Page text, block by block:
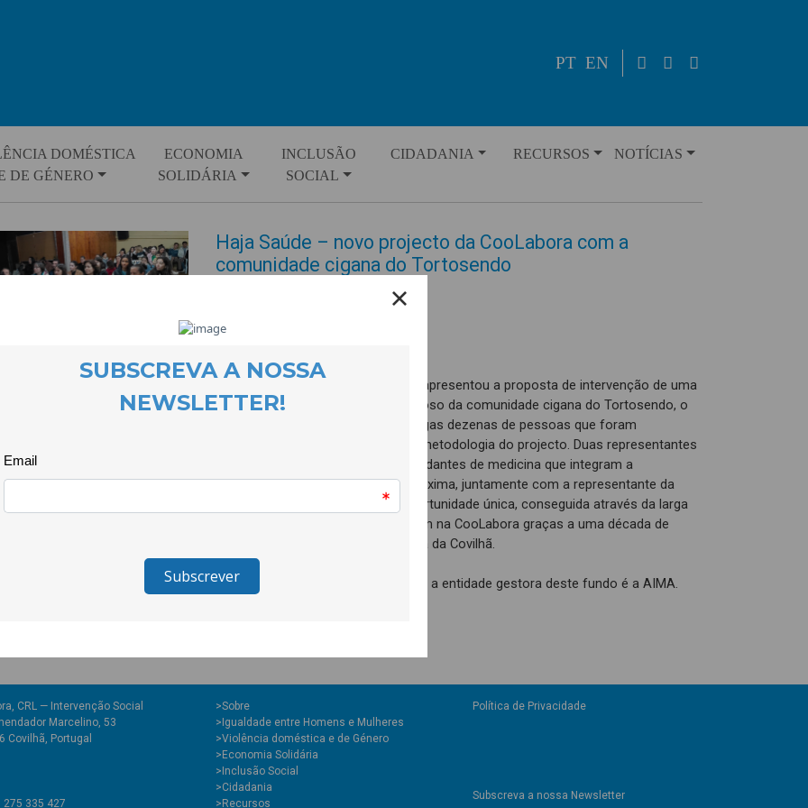
PT EN
DOMÉSTICA
DE GÉNERO
ECONOMIA
SOLIDÁRIA
INCLUSÃO
SOCIAL
CIDADANIA RECURSOS NOTÍCIAS
Haja Saúde – novo projecto da CooLabora com a
comunidade cigana do Tortosendo
26 March 2024
A parceria do projecto Haja Saúde apresentou a proposta de intervenção de uma
forma diferente indo ao culto religioso da comunidade cigana do Tortosendo, o
que permitiu o acesso directo a largas dezenas de pessoas que foram
informadas sobre os objectivos e metodologia do projecto. Duas representantes
da Unidade Local de Saúde e 5 estudantes de medicina que integram a
Associação Humanitária Beira Aproxima, juntamente com a representante da
CooLabora tiveram assim uma oportunidade única, conseguida através da larga
confiança que esta comunidade tem na CooLabora graças a uma década de
intervenção intensa nesta freguesia da Covilhã.
O projecto é financiado pelo FAPE e a entidade gestora deste fundo é a AIMA.
CRL — Intervenção Social
Marcelino, 53
Covilhã, Portugal
335 427
>Sobre
>Igualdade entre Homens e Mulheres
>Violência doméstica e de Género
>Economia Solidária
>Inclusão Social
>Cidadania
>Recursos
Política de Privacidade
Subscreva a nossa Newsletter